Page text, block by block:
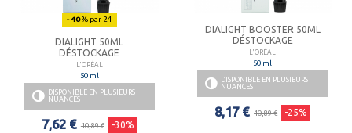
- 40% par 24
DIALIGHT 50ML
DÉSTOCKAGE
L'ORÉAL
50 ml
DISPONIBLE EN PLUSIEURS
NUANCES
7,62 € 10,89 € -30%
DIALIGHT BOOSTER 50ML
DÉSTOCKAGE
L'ORÉAL
50 ml
DISPONIBLE EN PLUSIEURS
NUANCES
8,17 € 10,89 € -25%